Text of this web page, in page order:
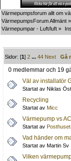
Värmepumpsforum allt om
VärmepumpsForum Allmänt »
Värmepumpar - Luft/luft »
Sidor: [1]2 ...44 Next Gå
0 medlemmar och 19
Väl av installatör
Startat av Niklas
Recycling
Startat av Micc
Värmepump vs AC
Startat av Posthuset
Vad händer om
Startat av Martin Sv
Vilken